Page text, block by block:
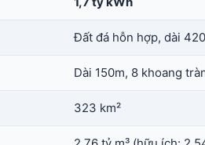
Đất đá hỗn hợp, dài
Dài 150m, 8 khoang
323 km²